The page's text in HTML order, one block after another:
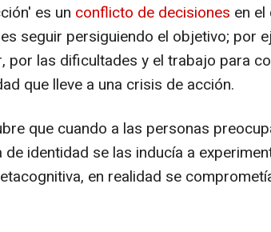
es un conflicto de decisiones en
seguir persiguiendo el objetivo; por
por las dificultades y el trabajo para
que lleve a una crisis de acción.
que cuando a las personas
de identidad se las inducía a
en realidad se